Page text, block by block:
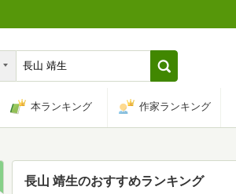
本ランキング 作家ランキング
長山 靖生のおすすめランキング